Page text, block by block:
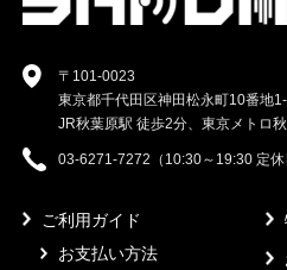
〒101-0023
東京都千代田区神田松永町10番地
JR秋葉原駅 徒歩2分、東京メトロ
03-6271-7272（10:30～19:30 定休
ご利用ガイド
お支払い方法